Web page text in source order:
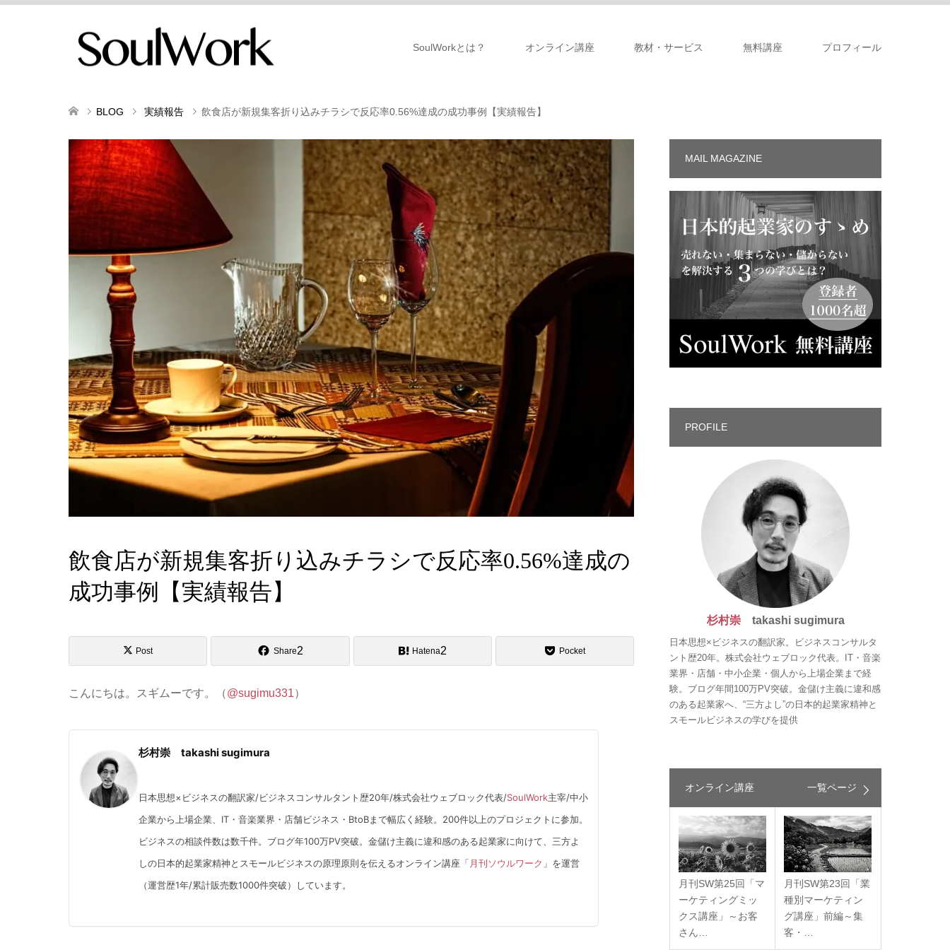
SoulWorkとは？ オンライン講座 教材・サービス 無料講座 プロフィール
BLOG 実績報告 飲食店が新規集客折り込みチラシで反応率0.56%達成の成功事例【実績報告】
飲食店が新規集客折り込みチラシで反応率0.56%達成の
成功事例【実績報告】
Post Share2 Hatena2 Pocket
こんにちは。スギムーです。（@sugimu331）
杉村崇 takashi sugimura
日本思想×ビジネスの翻訳家/ビジネスコンサルタント歴20年/株式会社ウェブロック代表/SoulWork主宰/中小
企業から上場企業、IT・音楽業界・店舗ビジネス・BtoBまで幅広く経験。200件以上のプロジェクトに参加。
ビジネスの相談件数は数千件。ブログ年100万PV突破。金儲け主義に違和感のある起業家に向けて、三方よ
しの日本的起業家精神とスモールビジネスの原理原則を伝えるオンライン講座「 月刊ソウルワーク 」を運営
（運営歴1年/累計販売数1000件突破）しています。
MAIL MAGAZINE
PROFILE
杉村崇takashi sugimura
日本思想×ビジネスの翻訳家。ビジネスコンサルタ
ント歴20年。株式会社ウェブロック代表。IT・音楽
業界・店舗・中小企業・個人から上場企業まで経
験。ブログ年間100万PV突破。金儲け主義に違和感
のある起業家へ、“三方よし”の日本的起業家精神と
スモールビジネスの学びを提供
オンライン講座 一覧ページ
月刊SW第25回「マ
ーケティングミッ
クス講座」～お客
さん…
月刊SW第23回「業
種別マーケティン
グ講座」前編～集
客・…